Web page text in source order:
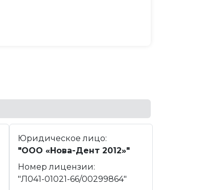
Юридическое лицо:
"ООО «Нова-Дент 2012»"
Номер лицензии:
"Л041-01021-66/00299864"